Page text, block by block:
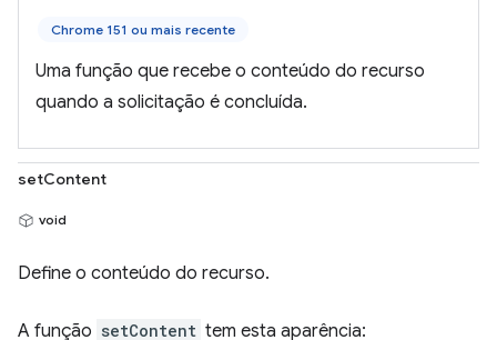
Chrome 151 ou mais recente
Uma função que recebe o conteúdo do recurso
quando a solicitação é concluída.
setContent
void
Define o conteúdo do recurso.
A função setContent tem esta aparência: